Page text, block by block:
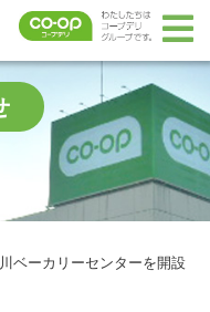
ベーカリーセンターを開設